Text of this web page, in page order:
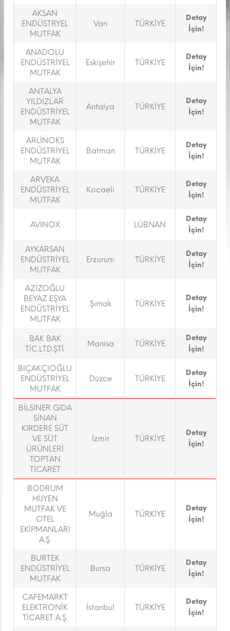
AKSAN
ENDÜSTRYEL
MUTFAK
Van TÜRKİYE
Detay
İçin!
ANADOLU
ENDÜSTRİYEL
MUTFAK
Eskişehir TÜRKİYE
Detay
İçin!
ANTALYA
YILDIZLAR
ENDÜSTRİYEL
MUTFAK
Antalya TÜRKİYE
Detay
İçin!
ARLİNOKS
ENDÜSTRİYEL
MUTFAK
Batman TÜRKİYE
Detay
İçin!
ARVEKA
ENDÜSTRİYEL
MUTFAK
Kocaeli TÜRKİYE
Detay
İçin!
AVINOX LÜBNAN
Detay
İçin!
AYKARSAN
ENDÜSTRİYEL
MUTFAK
Erzurum TÜRKİYE
Detay
İçin!
AZİZOĞLU
BEYAZ EŞYA
ENDÜSTRİYEL
MUTFAK
Şırnak TÜRKİYE
Detay
İçin!
BAK BAK
TİC.LTD.ŞTİ.
Manisa TÜRKİYE
Detay
İçin!
BIÇAKÇIOĞLU
ENDÜSTRİYEL
MUTFAK
Düzce TÜRKİYE
Detay
İçin!
BİLSİNER GIDA
SİNAN
KIRDERE SÜT
VE SÜT
ÜRÜNLERİ
TOPTAN
TİCARET
İzmir TÜRKİYE
Detay
İçin!
BODRUM
HİJYEN
MUTFAK VE
OTEL
EKİPMANLARI
A.Ş.
Muğla TÜRKİYE
Detay
İçin!
BURTEK
ENDÜSTRİYEL
MUTFAK
Bursa TÜRKİYE
Detay
İçin!
CAFEMARKT
ELEKTRONİK
TİCARET A.Ş.
İstanbul TÜRKİYE
Detay
İçin!